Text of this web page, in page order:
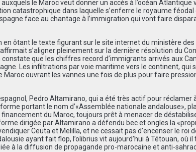
le Maroc veut donner un accès à l’océan Atlantique
catastrophique dans laquelle s’enferre le royaume féodal
face au chantage à l’immigration qui vont faire
en ôtant le texte figurant sur le site internet du ministère
s’aligner pleinement sur la dernière résolution du
constate que les chiffres record d’immigrants arrivés aux
Les infiltrations par voie maritime vers le continent, qui
ouvrant les vannes une fois de plus pour faire
Pedro Altamirano, qui a été très actif pour réclamer
portant le nom d’«Assemblée nationale andalouse»,
du Maroc, toujours prêt à menacer de
dirigée par Altamirano a défendu bec et ongles la
Ceuta et Melilla, et ne cessait pas d’encenser le roi
ayant fait flop, l’olibrius vit aujourd’hui à Tétouan, où il
à la diffusion de propagande pro-marocaine et anti-